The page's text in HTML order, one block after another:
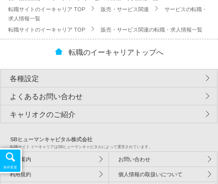
転職サイトのイーキャリア TOP
販売・サービス関連
サービスの転職・
求人情報一覧
転職サイトのイーキャリア TOP
販売・サービス関連の転職・求人情報一覧
条件変更
転職のイーキャリアトップへ
各種設定
よくあるお問い合わせ
キャリオクのご紹介
SBヒューマンキャピタル株式会社
転職サイト イーキャリアはSBヒューマンキャピタルによって運営されています。
会社案内 お問い合わせ
利用規約 個人情報の取扱いについて